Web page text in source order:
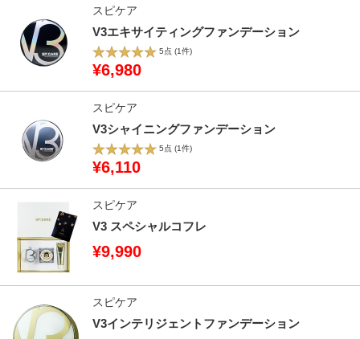
スピケア
V3エキサイティングファンデーション
5点 (1件)
¥6,980
スピケア
V3シャイニングファンデーション
5点 (1件)
¥6,110
スピケア
V3 スペシャルコフレ
¥9,990
スピケア
V3インテリジェントファンデーション